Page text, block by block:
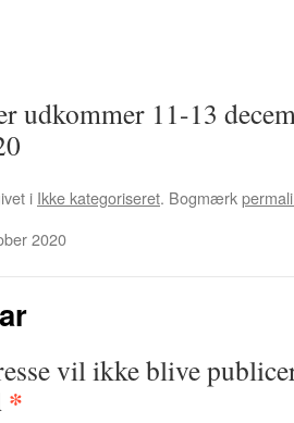
udkommer 11-13
i Ikke kategoriseret. Bogmærk
2020
vil ikke blive
*